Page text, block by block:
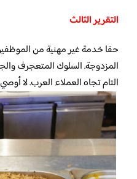
التقرير الثالث
حقا خدمة غير مهنية من
المزدوجة. السلوك المتعجرف
التام تجاه العملاء العرب. لا